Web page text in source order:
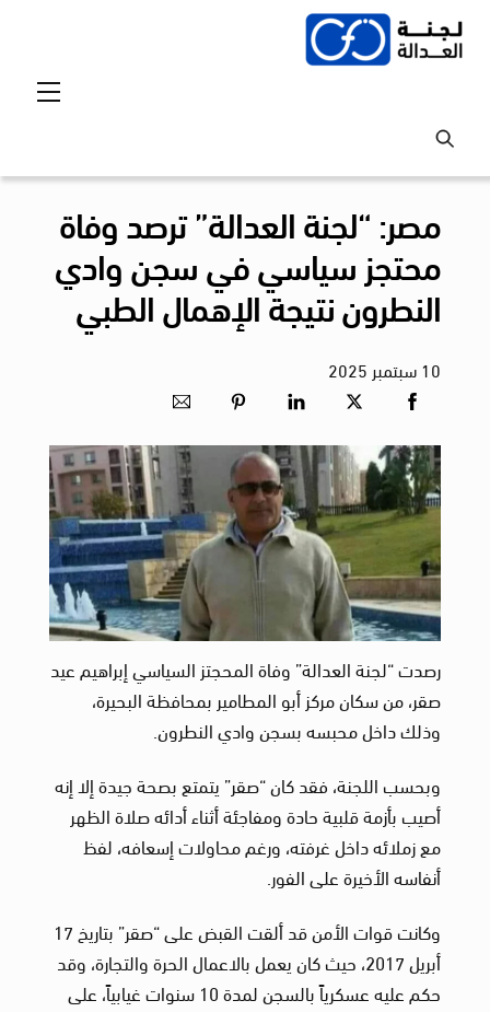
Skip
مصر: “لجنة العدالة” ترصد وفاة
محتجز سياسي في سجن وادي
النطرون نتيجة الإهمال الطبي
10سبتمبر 2025
رصدت “لجنة العدالة” وفاة المحجتز السياسي إبراهيم عيد
صقر، من سكان مركز أبو المطامير بمحافظة البحيرة،
وذلك داخل محبسه بسجن وادي النطرون.
وبحسب اللجنة، فقد كان “صقر” يتمتع بصحة جيدة إلا إنه
أصيب بأزمة قلبية حادة ومفاجئة أثناء أدائه صلاة الظهر
مع زملائه داخل غرفته، ورغم محاولات إسعافه، لفظ
أنفاسه الأخيرة على الفور.
وكانت قوات الأمن قد ألقت القبض على “صقر” بتاريخ 17
أبريل 2017، حيث كان يعمل بالاعمال الحرة والتجارة، وقد
حكم عليه عسكرياً بالسجن لمدة 10 سنوات غيابياً، على